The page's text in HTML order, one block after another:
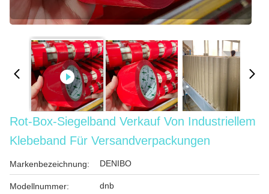
Rot-Box-Siegelband Verkauf Von Industriellem
Klebeband Für Versandverpackungen
Markenbezeichnung: DENIBO
Modellnummer: dnb